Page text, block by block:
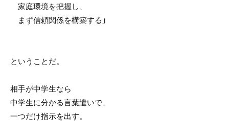
家庭環境を把握し、
まず信頼関係を構築する」
ということだ。
相手が中学生なら
中学生に分かる言葉遣いで、
一つだけ指示を出す。